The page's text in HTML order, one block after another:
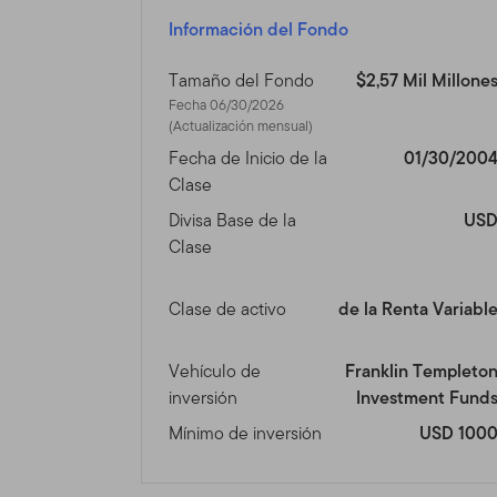
Información del Fondo
Tamaño del Fondo
Fecha 06/30/2026
(Actualización mensual)
$2,57 Mil Millones
Fecha de Inicio de la
Clase
01/30/2004
Divisa Base de la
Clase
USD
Clase de activo
de la Renta Variable
Vehículo de
inversión
Franklin Templeton
Investment Funds
Mínimo de inversión USD 1000
Unidos y tienen
inversionistas que
legalmente en los Estados
Nada en este Sitio será
cualquier otro producto o
esté fuera de las leyes
venta, por favor
Uso
Uso Personal.Este Sitio
contrario por escrito.
Este Sitio está dirigido a